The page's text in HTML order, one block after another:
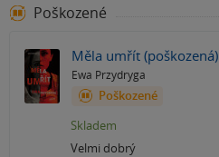
Poškozené
Měla umřít (poškozená)
Ewa Przydryga
Poškozené
Velmi dobrý
Skladem